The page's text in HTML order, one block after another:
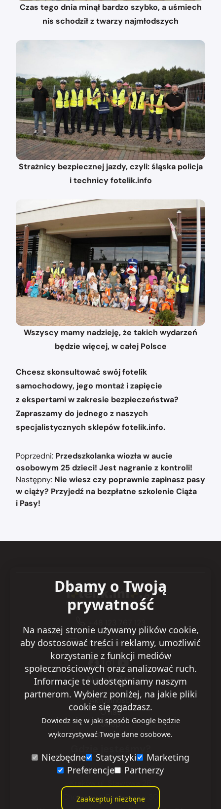
Czas tego dnia minął bardzo szybko, a uśmiech
nis schodził z twarzy najmłodszych
Strażnicy bezpiecznej jazdy, czyli: śląska policja
i technicy fotelik.info
Wszyscy mamy nadzieję, że takich wydarzeń
będzie więcej, w całej Polsce
Chcesz skonsultować swój fotelik
samochodowy, jego montaż i zapięcie
z ekspertami w zakresie bezpieczeństwa?
Zapraszamy do jednego z naszych
specjalistycznych sklepów fotelik.info.
Nawigacja
wpisu
Poprzedni: Przedszkolanka wiozła w aucie
osobowym 25 dzieci! Jest nagranie z kontroli!
Następny: Nie wiesz czy poprawnie zapinasz pasy
w ciąży? Przyjedź na bezpłatne szkolenie Ciąża
i Pasy!
sklep@fotelik.info.pl
Na skróty
Aktualności
O nas
Sklep
Kontakt
Warszawaul. Ryżowa 29
Chorzówul. Racławicka 30
Dbamy o Twoją
prywatność
Na naszej stronie używamy plików cookie,
aby dostosować treści i reklamy, umożliwić
korzystanie z funkcji mediów
społecznościowych oraz analizować ruch.
Informacje te udostępniamy naszym
partnerom. Wybierz poniżej, na jakie pliki
cookie się zgadzasz.
Dowiedz się w jaki sposób Google będzie
wykorzystywać Twoje dane osobowe.
Niezbędne Statystyki
Marketing
Preferencje
Partnerzy
Zaakceptuj niezbęne